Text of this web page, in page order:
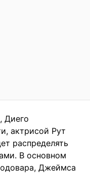
Диего
актрисой Рут
распределять
В основном
Джеймса